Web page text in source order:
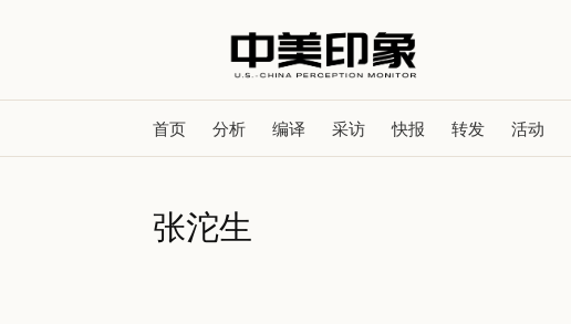
首页 分析 编译 采访 快报 转发 活动
张沱生